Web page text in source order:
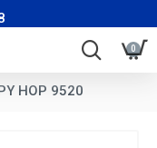
0
HOP 9520